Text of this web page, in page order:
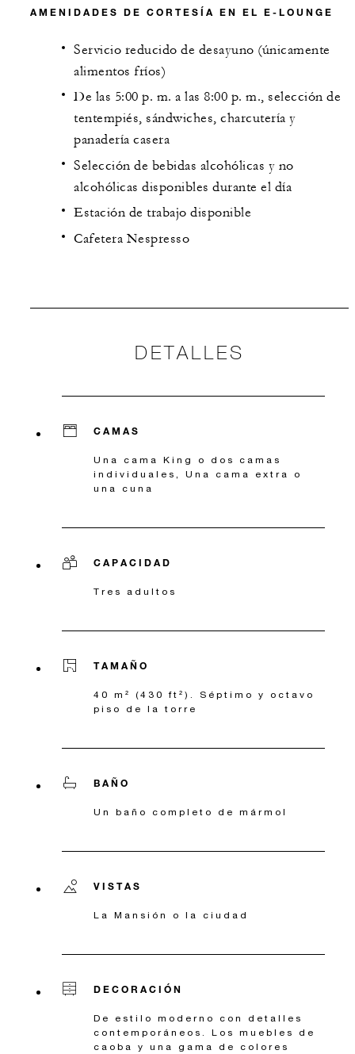
AMENIDADES DE CORTESÍA EN EL E-LOUNGE
Servicio reducido de desayuno (únicamente
alimentos fríos)
De las 5:00 p. m. a las 8:00 p. m., selección de
tentempiés, sándwiches, charcutería y
panadería casera
Selección de bebidas alcohólicas y no
alcohólicas disponibles durante el día
Estación de trabajo disponible
Cafetera Nespresso
DETALLES
CAMAS
Una cama King o dos camas
individuales, Una cama extra o
una cuna
CAPACIDAD
Tres adultos
TAMAÑO
40 m² (430 ft²). Séptimo y octavo
piso de la torre
BAÑO
Un baño completo de mármol
VISTAS
La Mansión o la ciudad
DECORACIÓN
De estilo moderno con detalles
contemporáneos. Los muebles de
caoba y una gama de colores